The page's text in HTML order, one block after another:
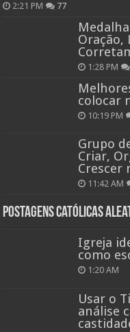
2:21 PM 77
Oração,
1:28 PM
colocar
10:19 PM
Grupo
Criar,
Crescer
11:42 AM
Postagens católicas
Igreja
como
1:20 AM
Usar o
análise